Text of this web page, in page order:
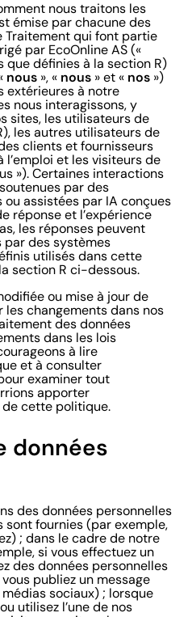
nous traitons les
émise par chacune des
Traitement qui font partie
par EcoOnline AS («
que définies à la section R)
nous », « nous » et « nos »)
extérieures à notre
nous interagissons, y
sites, les utilisateurs de
les autres utilisateurs de
clients et fournisseurs
et les visiteurs de
»). Certaines interactions
par des
assistées par IA conçues
réponse et l’expérience
les réponses peuvent
par des systèmes
utilisés dans cette
section R ci-dessous.
ou mise à jour de
changements dans nos
des données
dans les lois
à lire
et à consulter
examiner tout
apporter
cette politique.
données
des données personnelles
sont fournies (par exemple,
; dans le cadre de notre
si vous effectuez un
des données personnelles
publiez un message
sociaux) ; lorsque
utilisez l’une de nos